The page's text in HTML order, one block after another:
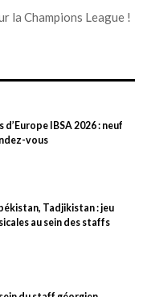
IBSA 2026 : neuf
vous
Tadjikistan : jeu
au sein des staffs